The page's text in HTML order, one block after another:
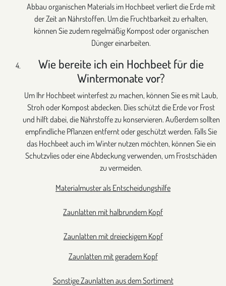
Abbau organischen Materials im Hochbeet verliert die Erde mit
der Zeit an Nährstoffen. Um die Fruchtbarkeit zu erhalten,
können Sie zudem regelmäßig Kompost oder organischen
Dünger einarbeiten.
Wie bereite ich ein Hochbeet für die
Wintermonate vor?
Um Ihr Hochbeet winterfest zu machen, können Sie es mit Laub,
Stroh oder Kompost abdecken. Dies schützt die Erde vor Frost
und hilft dabei, die Nährstoffe zu konservieren. Außerdem sollten
empfindliche Pflanzen entfernt oder geschützt werden. Falls Sie
das Hochbeet auch im Winter nutzen möchten, können Sie ein
Schutzvlies oder eine Abdeckung verwenden, um Frostschäden
zu vermeiden.
Materialmuster als Entscheidungshilfe
Zaunlatten mit halbrundem Kopf
Zaunlatten mit dreieckigem Kopf
Zaunlatten mit geradem Kopf
Sonstige Zaunlatten aus dem Sortiment